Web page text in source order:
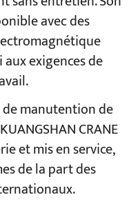
avec des
exigences de
manutention de
CRANE
et mis en service,
de la part des